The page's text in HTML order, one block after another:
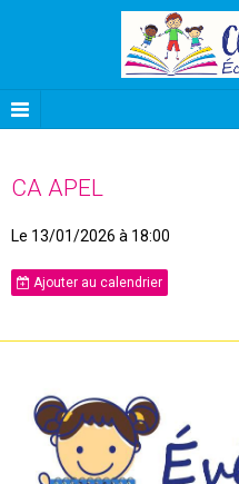
CA APEL
Le 13/01/2026 à 18:00
Ajouter au calendrier